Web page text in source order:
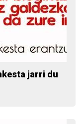
jarri du